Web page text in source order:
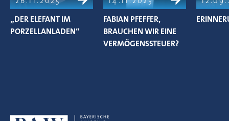
„DER ELEFANT IM
PORZELLANLADEN“
FABIAN PFEFFER,
BRAUCHEN WIR EINE
VERMÖGENSSTEUER?